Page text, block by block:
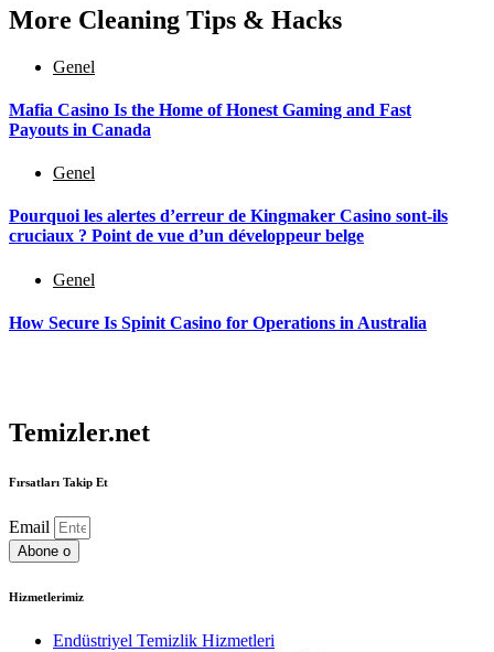
More Cleaning Tips & Hacks
Genel
Mafia Casino Is the Home of Honest Gaming and Fast
Payouts in Canada
Genel
Pourquoi les alertes d’erreur de Kingmaker Casino sont-ils
cruciaux ? Point de vue d’un développeur belge
Genel
How Secure Is Spinit Casino for Operations in Australia
Temizler.net
Fırsatları Takip Et
Email
Abone o
Hizmetlerimiz
Endüstriyel Temizlik Hizmetleri